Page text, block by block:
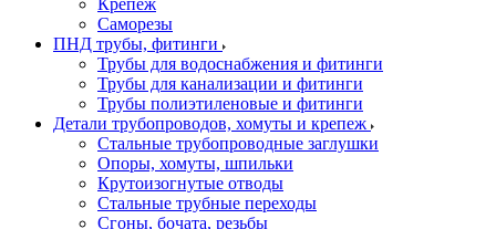
Крепеж
Саморезы
ПНД трубы, фитинги
Трубы для водоснабжения и фитинги
Трубы для канализации и фитинги
Трубы полиэтиленовые и фитинги
Детали трубопроводов, хомуты и крепеж
Стальные трубопроводные заглушки
Опоры, хомуты, шпильки
Крутоизогнутые отводы
Стальные трубные переходы
Сгоны, бочата, резьбы